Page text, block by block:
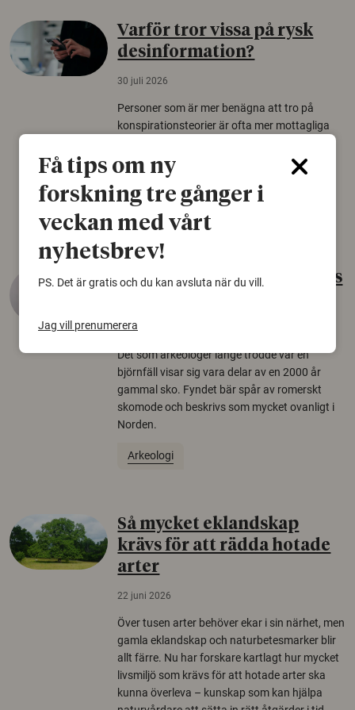
Varför tror vissa på rysk
desinformation?
30 juli 2026
Personer som är mer benägna att tro på
konspirationsteorier är ofta mer mottagliga
från Försvarshögskolan med deltagare i fyra
europeiska länder.
Säkerhetspolitik
Gammalt skinn var Sveriges
22 juni 2026
Det som arkeologer länge trodde var en
björnfäll visar sig vara delar av en 2000 år
gammal sko. Fyndet bär spår av romerskt
skomode och beskrivs som mycket ovanligt i
Norden.
Arkeologi
Så mycket eklandskap
krävs för att rädda hotade
arter
22 juni 2026
Över tusen arter behöver ekar i sin närhet, men
gamla eklandskap och naturbetesmarker blir
allt färre. Nu har forskare kartlagt hur mycket
livsmiljö som krävs för att hotade arter ska
kunna överleva – kunskap som kan hjälpa
Få tips om ny
forskning tre gånger i
veckan med vårt
nyhetsbrev!
PS. Det är gratis och du kan avsluta när du vill.
Jag vill prenumerera